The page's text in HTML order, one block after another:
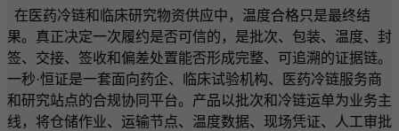
在医药冷链和临床研究物资供应中，温度合格只是最终结
果。真正决定一次履约是否可信的，是批次、包装、温度、封
签、交接、签收和偏差处置能否形成完整、可追溯的证据链。
一秒·恒证是一套面向药企、临床试验机构、医药冷链服务商
和研究站点的合规协同平台。产品以批次和冷链运单为业务主
线，将仓储作业、运输节点、温度数据、现场凭证、人工审批